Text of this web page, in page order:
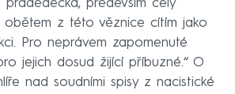
především celý
obětem z této věznice cítím jako
Pro neprávem zapomenuté
jejich dosud žijící příbuzné.“ O
nad soudními spisy z nacistické